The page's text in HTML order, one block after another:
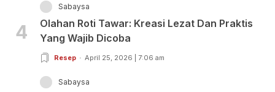
4
Sabaysa
Olahan Roti Tawar: Kreasi Lezat Dan Praktis
Yang Wajib Dicoba
Resep April 25, 2026 | 7:06 am
Sabaysa